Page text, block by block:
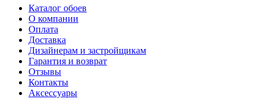
Каталог обоев
О компании
Оплата
Доставка
Дизайнерам и застройщикам
Гарантия и возврат
Отзывы
Контакты
Аксессуары